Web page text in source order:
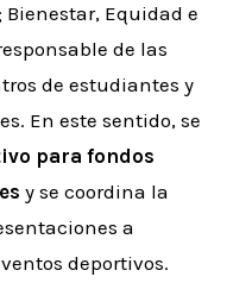
; Bienestar, Equidad e
de las
de estudiantes y
En este sentido, se
para fondos
y se coordina la
a
deportivos.